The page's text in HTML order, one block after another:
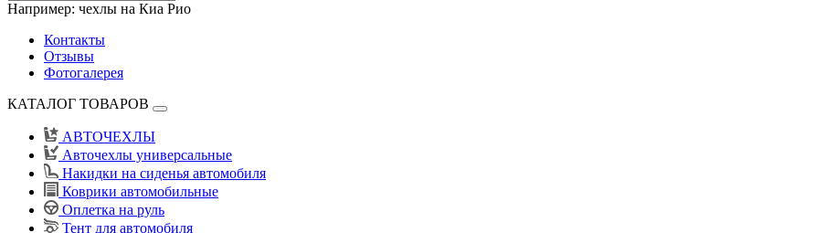
Например: чехлы на Киа Рио
Контакты
Отзывы
Фотогалерея
КАТАЛОГ ТОВАРОВ
АВТОЧЕХЛЫ
Авточехлы универсальные
Накидки на сиденья автомобиля
Коврики автомобильные
Оплетка на руль
Тент для автомобиля